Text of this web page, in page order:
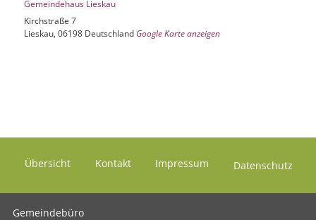
Gemeindehaus Lieskau
Kirchstraße 7
Lieskau, 06198 Deutschland Google Karte anzeigen
Übersicht Kontakt Impressum Datenschutz
Gemeindebüro